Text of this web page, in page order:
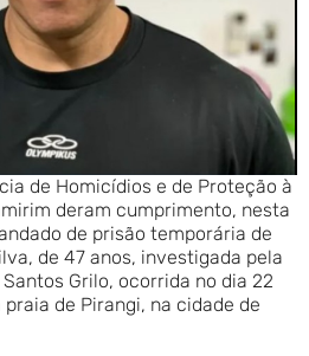
de Homicídios e de Proteção à
deram cumprimento, nesta
de prisão temporária de
de 47 anos, investigada pela
Grilo, ocorrida no dia 22
de Pirangi, na cidade de